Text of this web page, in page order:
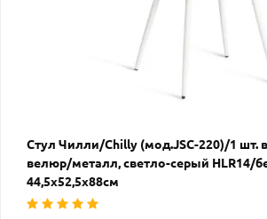
Стул Чилли/Chilly (мод.JSC-220)/1 шт.
велюр/металл, светло-серый HLR14/
44,5х52,5х88см